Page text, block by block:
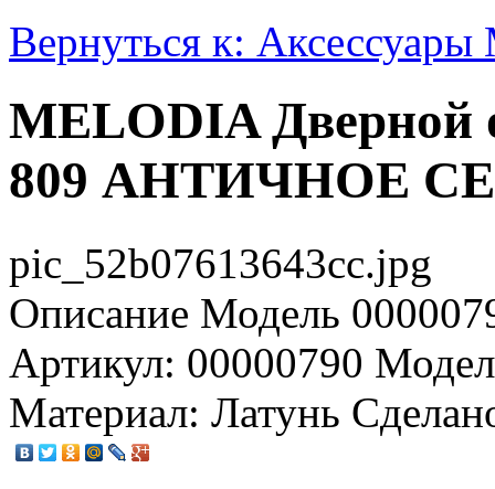
Вернуться к:
MELODIA Дверной
809 АНТИЧНОЕ
pic_52b07613643cc.jpg
Описание Модель
Артикул: 00000790
Материал: Латунь